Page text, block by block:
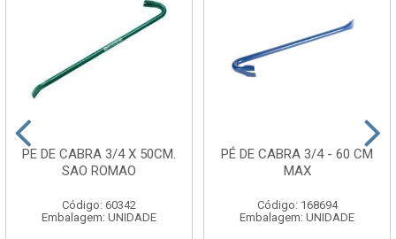
PE DE CABRA 3/4 X 50CM.
SAO ROMAO
Código: 60342
Embalagem: UNIDADE
PÉ DE CABRA 3/4 - 60 CM
MAX
Código: 168694
Embalagem: UNIDADE